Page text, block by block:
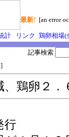
最新! [an error
計 リンク 鶏卵相場(
記事検索
、鶏卵２
行